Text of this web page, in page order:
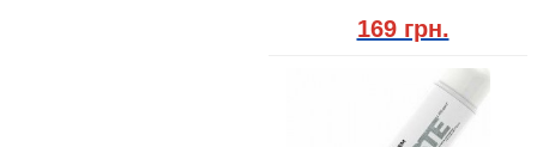
169 грн.